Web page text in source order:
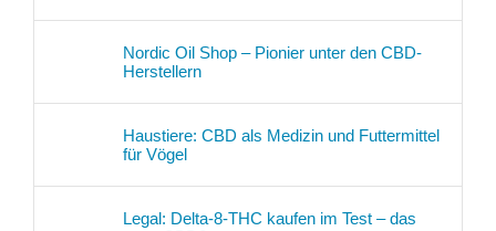
Nordic Oil Shop – Pionier unter den CBD-
Herstellern
Haustiere: CBD als Medizin und Futtermittel
für Vögel
Legal: Delta-8-THC kaufen im Test – das